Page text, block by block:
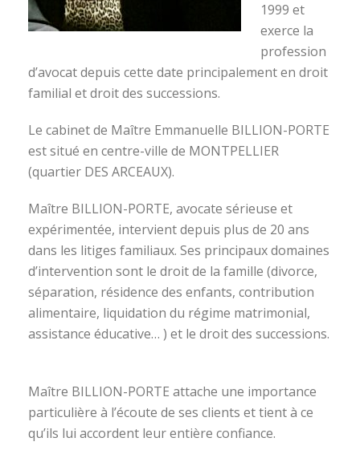
1999 et
exerce la
profession
d’avocat depuis cette date principalement en droit
familial et droit des successions.
Le cabinet de Maître Emmanuelle BILLION-PORTE
est situé en centre-ville de MONTPELLIER
(quartier DES ARCEAUX).
Maître BILLION-PORTE, avocate sérieuse et
expérimentée, intervient depuis plus de 20 ans
dans les litiges familiaux. Ses principaux domaines
d’intervention sont le droit de la famille (divorce,
séparation, résidence des enfants, contribution
alimentaire, liquidation du régime matrimonial,
assistance éducative… ) et le droit des successions.
Maître BILLION-PORTE attache une importance
particulière à l’écoute de ses clients et tient à ce
qu’ils lui accordent leur entière confiance.